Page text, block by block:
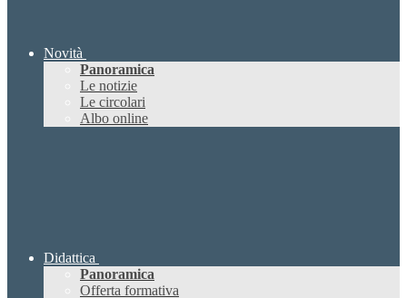
Novità
Panoramica
Le notizie
Le circolari
Albo online
Didattica
Panoramica
Offerta formativa